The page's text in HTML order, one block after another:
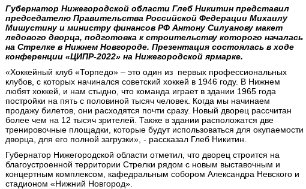
Губернатор Нижегородской области Глеб Никитин представил
председателю Правительства Российской Федерации Михаилу
Мишустину и министру финансов РФ Антону Силуанову макет
ледового дворца, подготовка к строительству которого началась
на Стрелке в Нижнем Новгороде. Презентация состоялась в ходе
конференции «ЦИПР-2022» на Нижегородской ярмарке.
«Хоккейный клуб «Торпедо» – это один из первых профессиональных
клубов, с которых начинался советский хоккей в 1946 году. В Нижнем
любят хоккей, и нам стыдно, что команда играет в здании 1965 года
постройки на пять с половиной тысяч человек. Когда мы начинаем
продажу билетов, они расходятся почти сразу. Новый дворец рассчитан
более чем на 12 тысяч зрителей. Также в здании расположатся две
тренировочные площадки, которые будут использоваться для окупаемости
дворца, для его полной загрузки», - рассказал Глеб Никитин.
Губернатор Нижегородской области отметил, что дворец строится на
благоустроенной территории Стрелки рядом с новым выставочным и
концертным комплексом, кафедральным собором Александра Невского и
стадионом «Нижний Новгород».